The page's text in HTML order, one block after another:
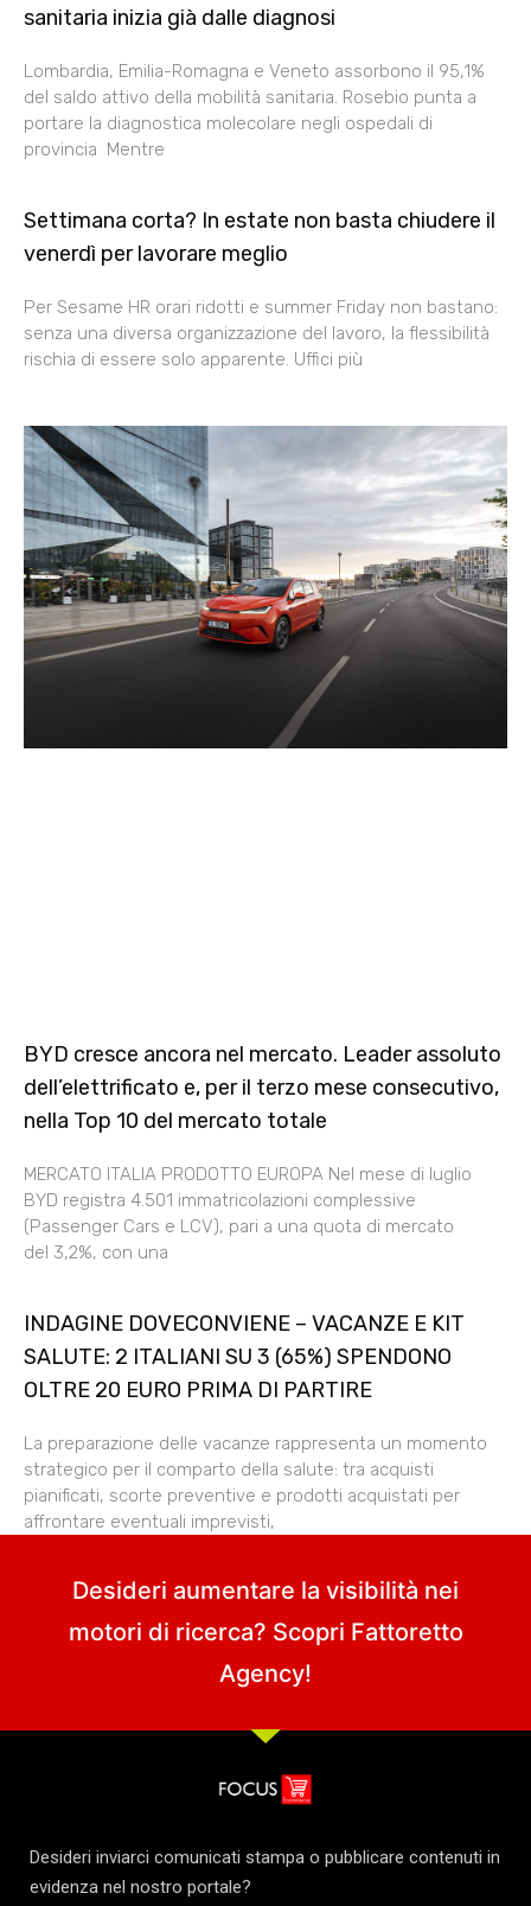
sanitaria inizia già dalle diagnosi
Lombardia, Emilia-Romagna e Veneto assorbono il 95,1%
del saldo attivo della mobilità sanitaria. Rosebio punta a
portare la diagnostica molecolare negli ospedali di
provincia Mentre
Settimana corta? In estate non basta chiudere il
venerdì per lavorare meglio
Per Sesame HR orari ridotti e summer Friday non bastano:
senza una diversa organizzazione del lavoro, la flessibilità
rischia di essere solo apparente. Uffici più
BYD cresce ancora nel mercato. Leader assoluto
dell’elettrificato e, per il terzo mese consecutivo,
nella Top 10 del mercato totale
MERCATO ITALIA PRODOTTO EUROPA Nel mese di luglio
BYD registra 4.501 immatricolazioni complessive
(Passenger Cars e LCV), pari a una quota di mercato
del 3,2%, con una
INDAGINE DOVECONVIENE – VACANZE E KIT
SALUTE: 2 ITALIANI SU 3 (65%) SPENDONO
OLTRE 20 EURO PRIMA DI PARTIRE
La preparazione delle vacanze rappresenta un momento
strategico per il comparto della salute: tra acquisti
pianificati, scorte preventive e prodotti acquistati per
affrontare eventuali imprevisti,
Desideri aumentare la visibilità nei
motori di ricerca? Scopri Fattoretto
Agency!
Desideri inviarci comunicati stampa o pubblicare contenuti in
evidenza nel nostro portale?